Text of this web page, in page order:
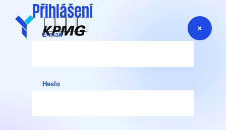
Přihlášení
E-mail
Heslo